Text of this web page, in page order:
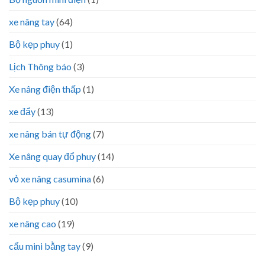
xe nâng tay(64)
Bộ kẹp phuy(1)
Lịch Thông báo (3)
Xe nâng điện thấp (1)
xe đẩy(13)
xe nâng bán tự động(7)
Xe nâng quay đổ phuy(14)
vỏ xe nâng casumina(6)
Bộ kẹp phuy(10)
xe nâng cao (19)
cẩu mini bằng tay(9)